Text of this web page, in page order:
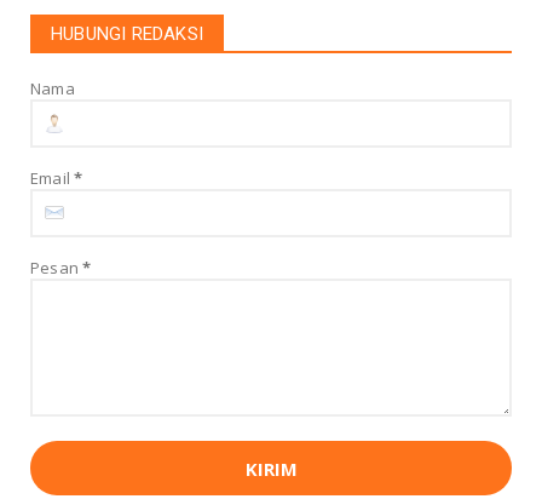
INVESTOR PEMBELI KELAPA DATA...
August 04, 2026
Polda Malut Gelar Turnamen Esports
HUBUNGI REDAKSI
Nama
Email*
Pesan*